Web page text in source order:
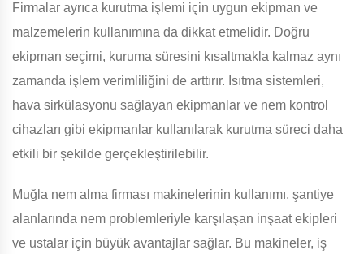
Firmalar ayrıca kurutma işlemi için uygun ekipman ve
malzemelerin kullanımına da dikkat etmelidir. Doğru
ekipman seçimi, kuruma süresini kısaltmakla kalmaz aynı
zamanda işlem verimliliğini de arttırır. Isıtma sistemleri,
hava sirkülasyonu sağlayan ekipmanlar ve nem kontrol
cihazları gibi ekipmanlar kullanılarak kurutma süreci daha
etkili bir şekilde gerçekleştirilebilir.
Muğla nem alma firması makinelerinin kullanımı, şantiye
alanlarında nem problemleriyle karşılaşan inşaat ekipleri
ve ustalar için büyük avantajlar sağlar. Bu makineler, iş